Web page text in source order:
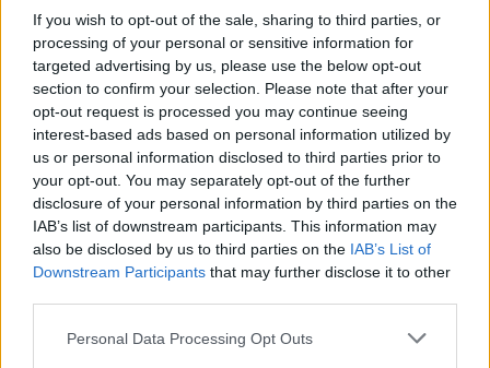
If you wish to opt-out of the sale, sharing to third parties, or
processing of your personal or sensitive information for
targeted advertising by us, please use the below opt-out
section to confirm your selection. Please note that after your
opt-out request is processed you may continue seeing
interest-based ads based on personal information utilized by
us or personal information disclosed to third parties prior to
your opt-out. You may separately opt-out of the further
disclosure of your personal information by third parties on the
IAB’s list of downstream participants. This information may
also be disclosed by us to third parties on the IAB’s List of
Downstream Participants that may further disclose it to other
Personal Data Processing Opt Outs
Русия започна да внася петролни
продукти от Южна Корея.